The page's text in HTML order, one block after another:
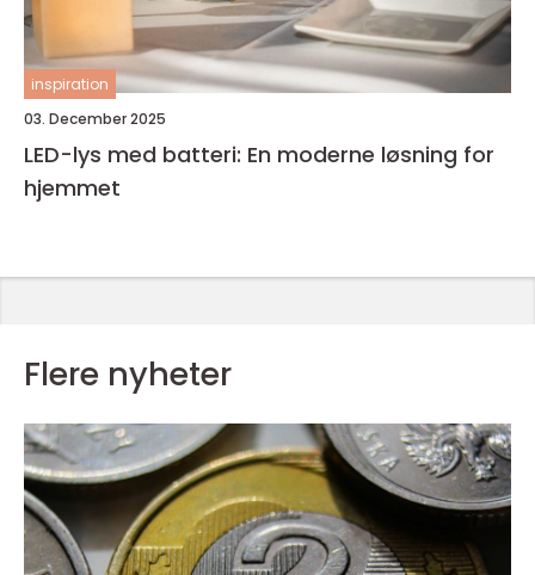
inspiration
03. December 2025
LED-lys med batteri: En moderne løsning for
hjemmet
Flere nyheter